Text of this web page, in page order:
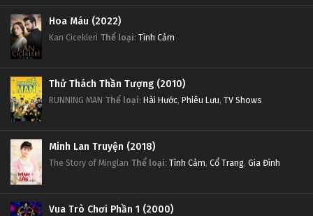
Hoa Máu (2022)
Kan Cicekleri Thể loại: Tình Cảm
Thử Thách Thần Tượng (2010)
RUNNING MAN Thể loại: Hài Hước, Phiêu Lưu, TV Shows
Minh Lan Truyện (2018)
The Story of Minglan Thể loại: Tình Cảm, Cổ Trang, Gia Đình
Vua Trò Chơi Phần 1 (2000)